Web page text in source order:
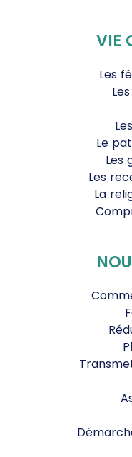
VIE
Les
Le
Les
Les
La